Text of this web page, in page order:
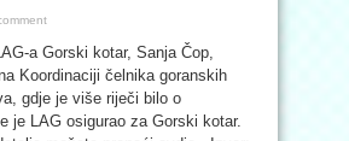
a Gorski kotar, Sanja Čop,
Koordinaciji čelnika goranskih
gdje je više riječi bilo o
je LAG osigurao za Gorski kotar.